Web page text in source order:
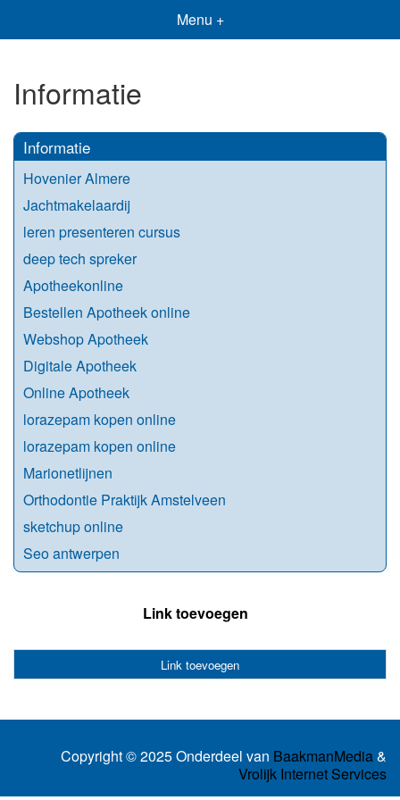
Menu +
Informatie
Informatie
Hovenier Almere
Jachtmakelaardij
leren presenteren cursus
deep tech spreker
Apotheekonline
Bestellen Apotheek online
Webshop Apotheek
Digitale Apotheek
Online Apotheek
lorazepam kopen online
lorazepam kopen online
Marionetlijnen
Orthodontie Praktijk Amstelveen
sketchup online
Seo antwerpen
Link toevoegen
Link toevoegen
Copyright © 2025 Onderdeel van BaakmanMedia&
Vrolijk Internet Services